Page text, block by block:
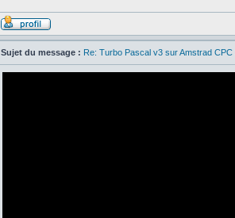
Sujet du message : Re: Turbo Pascal v3 sur Amstrad CPC